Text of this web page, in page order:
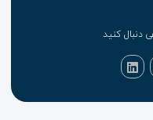
دنبال کنید